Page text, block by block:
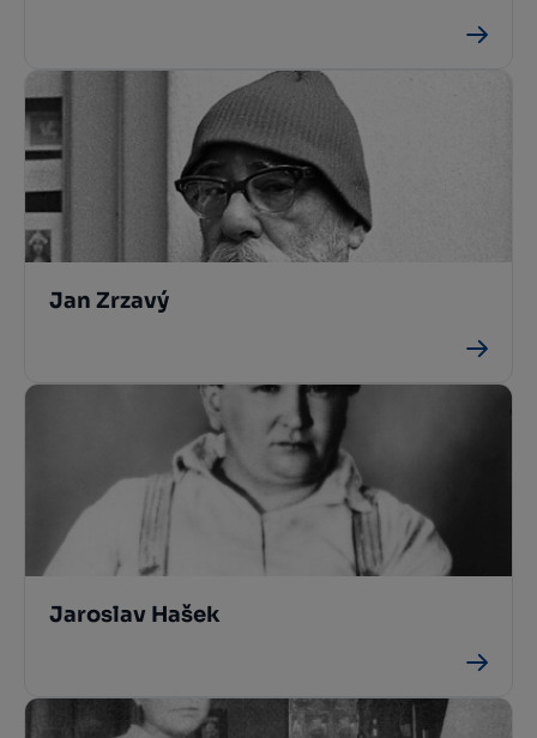
Jan Zrzavý
Jaroslav Hašek